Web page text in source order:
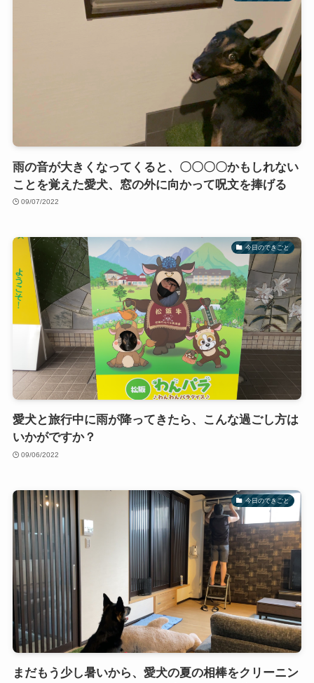
雨の音が大きくなってくると、〇〇〇〇かもしれない
ことを覚えた愛犬、窓の外に向かって呪文を捧げる
09/07/2022
今日のできごと
愛犬と旅行中に雨が降ってきたら、こんな過ごし方は
いかがですか？
09/06/2022
今日のできごと
まだもう少し暑いから、愛犬の夏の相棒をクリーニン